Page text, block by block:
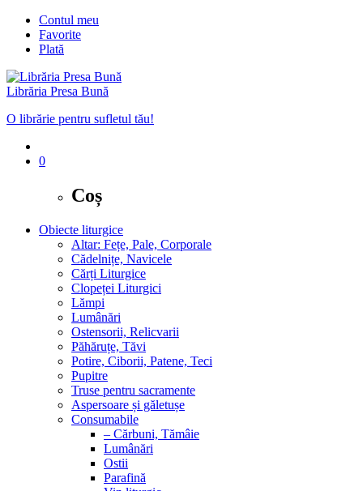
Contul meu
Favorite
Plată
Librăria Presa Bună
O librărie pentru sufletul tău!
0
Coș
Obiecte liturgice
Altar: Fețe, Pale, Corporale
Cădelnițe, Navicele
Cărți Liturgice
Clopeței Liturgici
Lămpi
Lumânări
Ostensorii, Relicvarii
Păhăruțe, Tăvi
Potire, Ciborii, Patene, Teci
Pupitre
Truse pentru sacramente
Aspersoare și găletușe
Consumabile
– Cărbuni, Tămâie
Lumânări
Ostii
Parafină